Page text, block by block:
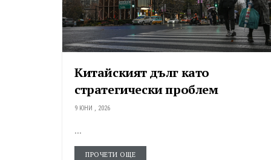
Китайският дълг като
стратегически проблем
9 ЮНИ , 2026
...
ПРОЧЕТИ ОЩЕ